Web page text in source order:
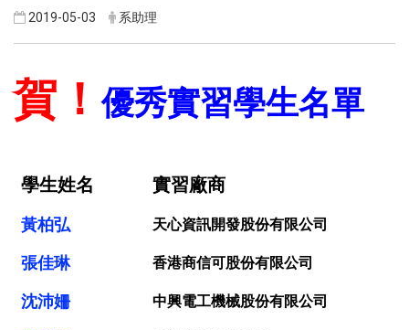
2019-05-03 系助理
賀！優秀實習學生名單
學生姓名 實習廠商
黃柏弘 天心資訊開發股份有限公司
張佳琳 香港商信可股份有限公司
沈沛姍 中興電工機械股份有限公司